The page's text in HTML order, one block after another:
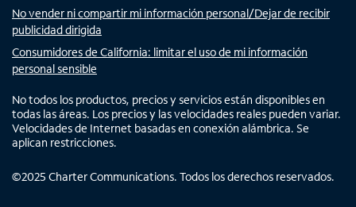
No vender ni compartir mi información personal/Dejar de recibir
publicidad dirigida
Consumidores de California: limitar el uso de mi información
personal sensible
No todos los productos, precios y servicios están disponibles en
todas las áreas. Los precios y las velocidades reales pueden variar.
Velocidades de Internet basadas en conexión alámbrica. Se
aplican restricciones.
©2025 Charter Communications. Todos los derechos reservados.